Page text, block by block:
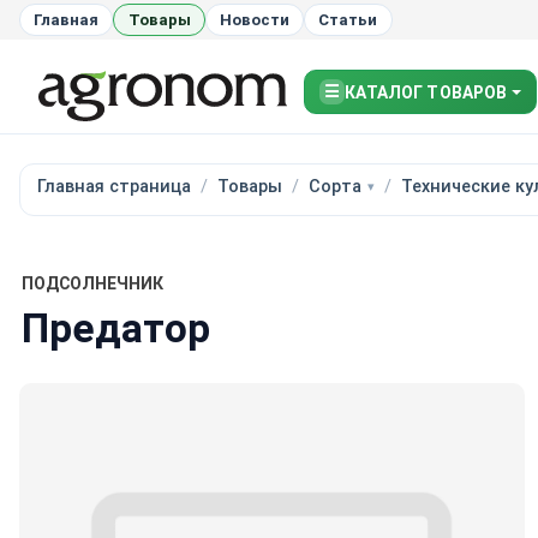
Главная Товары Новости Статьи
☰ КАТАЛОГ ТОВАРОВ
Главная страница Товары Сорта Технические
ПОДСОЛНЕЧНИК
Предатор